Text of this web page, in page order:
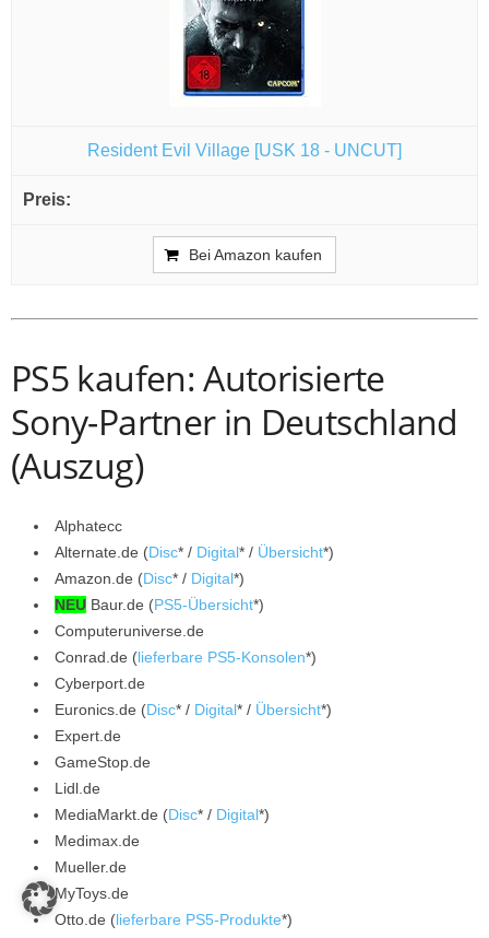
Resident Evil Village [USK 18 - UNCUT]
Bei Amazon kaufen
PS5 kaufen: Autorisierte
Sony-Partner in Deutschland
(Auszug)
Alphatecc
Alternate.de (Disc* / Digital* / Übersicht*)
Amazon.de (Disc* / Digital*)
NEU Baur.de (PS5-Übersicht*)
Computeruniverse.de
Conrad.de (lieferbare PS5-Konsolen*)
Cyberport.de
Euronics.de (Disc* / Digital* / Übersicht*)
Expert.de
GameStop.de
Lidl.de
MediaMarkt.de (Disc* / Digital*)
Medimax.de
Mueller.de
MyToys.de
Otto.de (lieferbare PS5-Produkte*)